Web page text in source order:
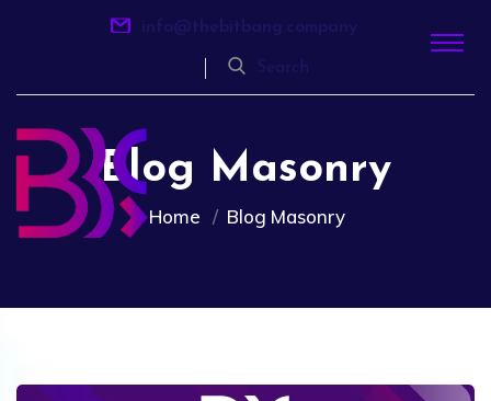
info@thebitbang.company
Search
Blog Masonry
Home Blog Masonry